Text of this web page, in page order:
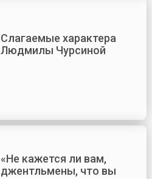
Слагаемые характера
Людмилы Чурсиной
«Не кажется ли вам,
джентльмены, что вы